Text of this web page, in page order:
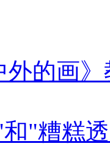
外的画
和"糟糕